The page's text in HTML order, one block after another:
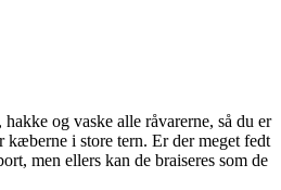
og vaske alle råvarerne, så du er
i store tern. Er der meget fedt
men ellers kan de braiseres som de